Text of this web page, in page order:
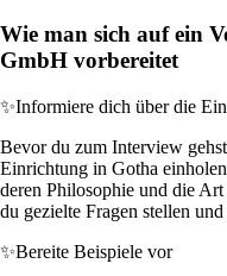
Wie man sich auf ein
GmbH vorbereitet
✨Informiere dich über die
Bevor du zum Interview
Einrichtung in Gotha
deren Philosophie und die
du gezielte Fragen stellen
✨Bereite Beispiele vor